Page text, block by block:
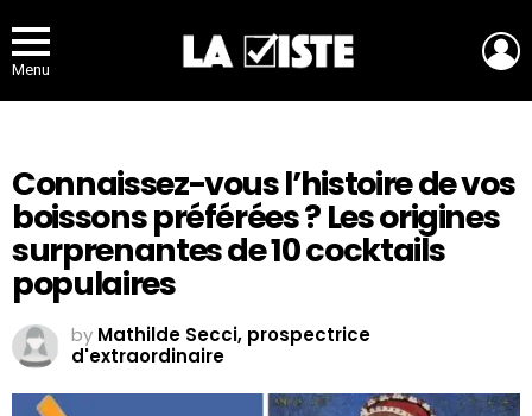
Menu
Connaissez-vous l’histoire de vos
boissons préférées ? Les origines
surprenantes de 10 cocktails
populaires
by Mathilde Secci, prospectrice
d'extraordinaire